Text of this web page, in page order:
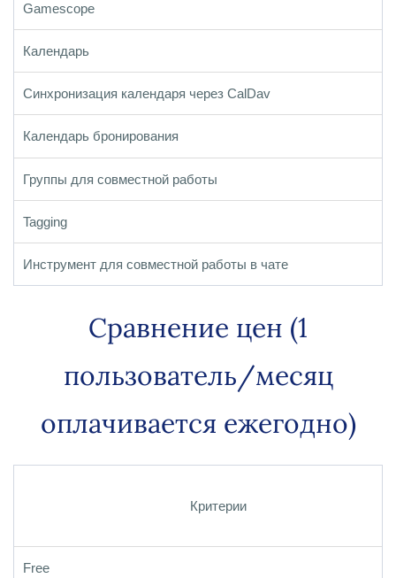
Gamescope
Календарь
Синхронизация календаря через CalDav
Календарь бронирования
Группы для совместной работы
Tagging
Инструмент для совместной работы в чате
Сравнение цен (1
пользователь/месяц
оплачивается ежегодно)
Критерии
Free